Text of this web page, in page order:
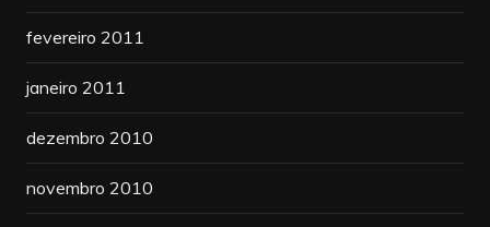
fevereiro 2011
janeiro 2011
dezembro 2010
novembro 2010